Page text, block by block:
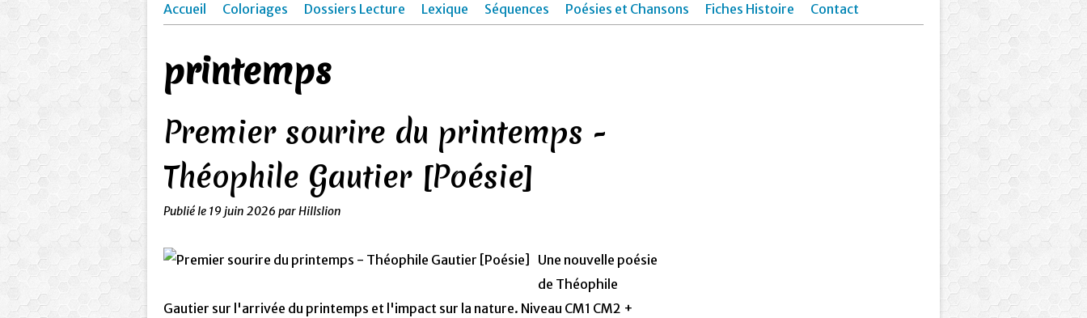
Accueil Coloriages Dossiers Lecture Lexique Séquences Poésies et Chansons Fiches Histoire Contact
printemps
Premier sourire du printemps -
Théophile Gautier [Poésie]
Publié le 19 juin 2026 par Hillslion
Une nouvelle poésie
de Théophile
Gautier sur l'arrivée du printemps et l'impact sur la nature. Niveau CM1 CM2 +